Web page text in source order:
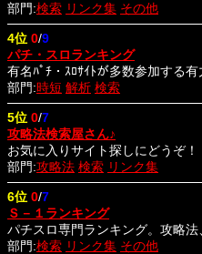
部門:検索 リンク集 その他
4位 0/9
パチ・スロランキング
有名ﾊﾟﾁ・ｽﾛｻｲﾄが多数参加する有
部門:時短 解析 検索
5位 0/7
攻略法検索屋さん♪
お気に入りサイト探しにどうぞ！
部門:攻略法 検索 リンク集
6位 0/7
Ｓ－１ランキング
パチスロ専門ランキング。攻略法
部門:検索 リンク集 その他